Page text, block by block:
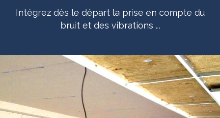
Intégrez dès le départ la prise en compte du
bruit et des vibrations ...